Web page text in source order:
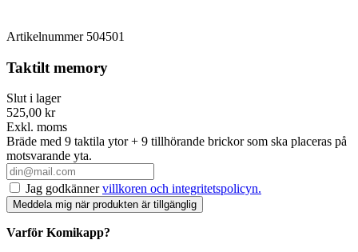
Artikelnummer 504501
Taktilt memory
Slut i lager
525,00 kr
Exkl. moms
Bräde med 9 taktila ytor + 9 tillhörande brickor som ska placeras på
motsvarande yta.
Jag godkännervillkoren och integritetspolicyn.
Varför Komikapp?